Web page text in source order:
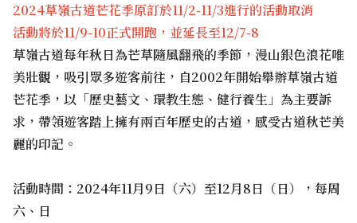
2024草嶺古道芒花季原訂於11/2-11/3進行的活動取消
活動將於11/9-10正式開跑，並延長至12/7-8
草嶺古道每年秋日為芒草隨風翻飛的季節，漫山銀色浪花唯
美壯觀，吸引眾多遊客前往，自2002年開始舉辦草嶺古道
芒花季，以「歷史藝文、環教生態、健行養生」為主要訴
求，帶領遊客踏上擁有兩百年歷史的古道，感受古道秋芒美
麗的印記。
活動時間：2024年11月9日（六）至12月8日（日），每周
六、日